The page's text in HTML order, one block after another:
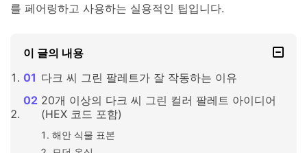
를 페어링하고 사용하는 실용적인 팁입니다.
이 글의 내용
다크 씨 그린 팔레트가 잘 작동하는 이유
20개 이상의 다크 씨 그린 컬러 팔레트 아이디어
(HEX 코드 포함)
해안 식물 표본